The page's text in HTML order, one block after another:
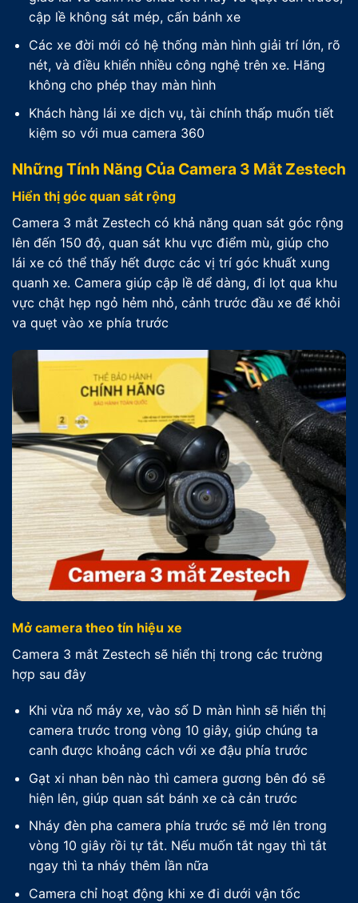
cập lề không sát mép, cấn bánh xe
Các xe đời mới có hệ thống màn hình giải trí lớn, rõ
nét, và điều khiển nhiều công nghệ trên xe. Hãng
không cho phép thay màn hình
Khách hàng lái xe dịch vụ, tài chính thấp muốn tiết
kiệm so với mua camera 360
Những Tính Năng Của Camera 3 Mắt Zestech
Hiển thị góc quan sát rộng
Camera 3 mắt Zestech có khả năng quan sát góc rộng
lên đến 150 độ, quan sát khu vực điểm mù, giúp cho
lái xe có thể thấy hết được các vị trí góc khuất xung
quanh xe. Camera giúp cập lề dể dàng, đi lọt qua khu
vực chật hẹp ngỏ hẻm nhỏ, cảnh trước đầu xe để khỏi
va quẹt vào xe phía trước
Mở camera theo tín hiệu xe
Camera 3 mắt Zestech sẽ hiển thị trong các trường
hợp sau đây
Khi vừa nổ máy xe, vào số D màn hình sẽ hiển thị
camera trước trong vòng 10 giây, giúp chúng ta
canh được khoảng cách với xe đậu phía trước
Gạt xi nhan bên nào thì camera gương bên đó sẽ
hiện lên, giúp quan sát bánh xe cà cản trước
Nháy đèn pha camera phía trước sẽ mở lên trong
vòng 10 giây rồi tự tắt. Nếu muốn tắt ngay thì tắt
ngay thì ta nháy thêm lần nữa
Camera chỉ hoạt động khi xe đi dưới vận tốc